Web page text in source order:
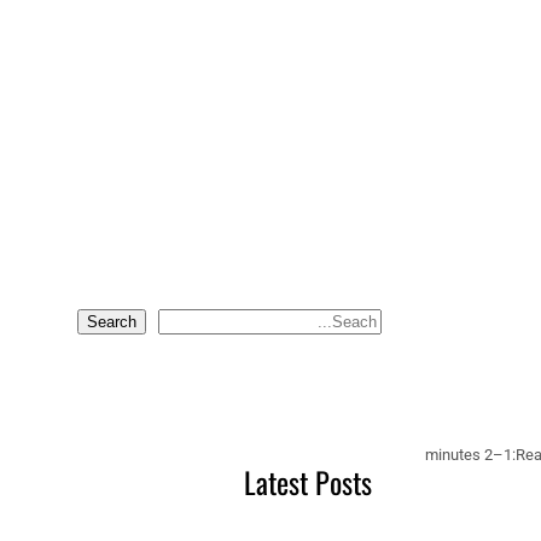
1–2 minutes
S
Search
Latest Posts